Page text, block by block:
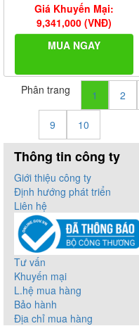
Giá Khuyến Mại:
9,341,000 (VNĐ)
MUA NGAY
Phân trang 1 2
9 10
Thông tin công ty
Giới thiệu công ty
Định hướng phát triển
Liên hệ
Tư vấn
Khuyến mại
L.hệ mua hàng
Bảo hành
Địa chỉ mua hàng